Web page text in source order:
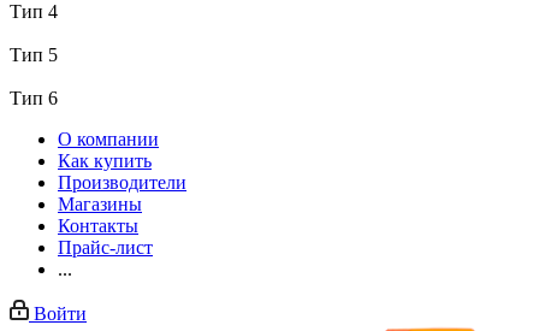
Тип 4
Тип 5
Тип 6
О компании
Как купить
Производители
Магазины
Контакты
Прайс-лист
...
Войти